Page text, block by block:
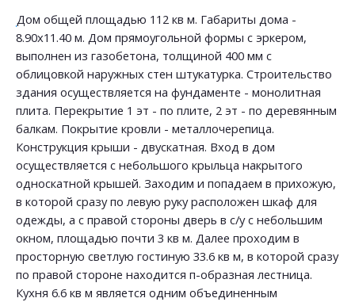
Дом общей площадью 112 кв м. Габариты дома -
8.90х11.40 м. Дом прямоугольной формы с эркером,
выполнен из газобетона, толщиной 400 мм с
облицовкой наружных стен штукатурка. Строительство
здания осуществляется на фундаменте - монолитная
плита. Перекрытие 1 эт - по плите, 2 эт - по деревянным
балкам. Покрытие кровли - металлочерепица.
Конструкция крыши - двускатная. Вход в дом
осуществляется с небольшого крыльца накрытого
односкатной крышей. Заходим и попадаем в прихожую,
в которой сразу по левую руку расположен шкаф для
одежды, а с правой стороны дверь в с/у с небольшим
окном, площадью почти 3 кв м. Далее проходим в
просторную светлую гостиную 33.6 кв м, в которой сразу
по правой стороне находится п-образная лестница.
Кухня 6.6 кв м является одним объединенным